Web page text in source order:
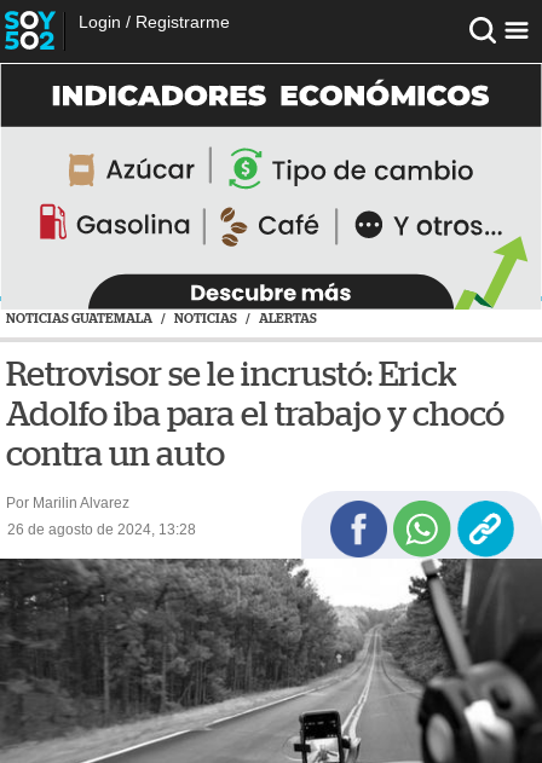
Login / Registrarme
NOTICIAS GUATEMALA / NOTICIAS / ALERTAS
Retrovisor se le incrustó: Erick
Adolfo iba para el trabajo y chocó
contra un auto
Por Marilin Alvarez
26 de agosto de 2024, 13:28